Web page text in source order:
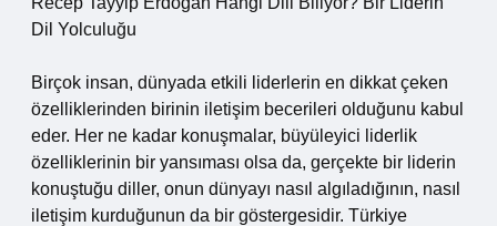
Dil Yolculuğu
Birçok insan, dünyada etkili liderlerin en dikkat çeken
özelliklerinden birinin iletişim becerileri olduğunu kabul
eder. Her ne kadar konuşmalar, büyüleyici liderlik
özelliklerinin bir yansıması olsa da, gerçekte bir liderin
konuştuğu diller, onun dünyayı nasıl algıladığının, nasıl
iletişim kurduğunun da bir göstergesidir. Türkiye